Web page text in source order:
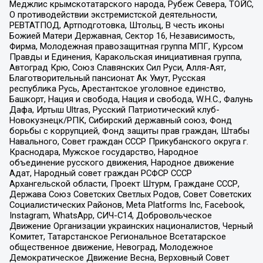
Меджлис крымскотатарского народа, Рубеж Севера, ТОЙС,
О противодействии экстремистской деятельности,
РЕВТАТПОД, Артподготовка, Штольц, В честь иконы
Божией Матери Державная, Сектор 16, Независимость,
Фирма, Молодежная правозащитная группа МПГ, Курсом
Правды и Единения, Каракольская инициативная группа,
Автоград Крю, Союз Славянских Сил Руси, Алля-Аят,
Благотворительный пансионат Ак Умут, Русская
республика Русь, Арестантское уголовное единство,
Башкорт, Нация и свобода, Нация и свобода, W.H.С., Фалунь
Дафа, Иртыш Ultras, Русский Патриотический клуб-
Новокузнецк/РПК, Сибирский державный союз, Фонд
борьбы с коррупцией, Фонд защиты прав граждан, Штабы
Навального, Совет граждан СССР Прикубанского округа г.
Краснодара, Мужское государство, Народное
объединение русского движения, Народное движение
Адат, Народный совет граждан РСФСР СССР
Архангельской области, Проект Штурм, Граждане СССР,
Держава Союз Советских Светлых Родов, Совет Советских
Социалистических Районов, Meta Platforms Inc, Facebook,
Instagram, WhatsApp, СИЧ-С14, Добровольческое
Движение Организации украинских националистов, Черный
Комитет, Татарстанское Региональное Всетатарское
общественное движение, Невоград, Молодежное
Демократическое Движение Весна, Верховный Совет